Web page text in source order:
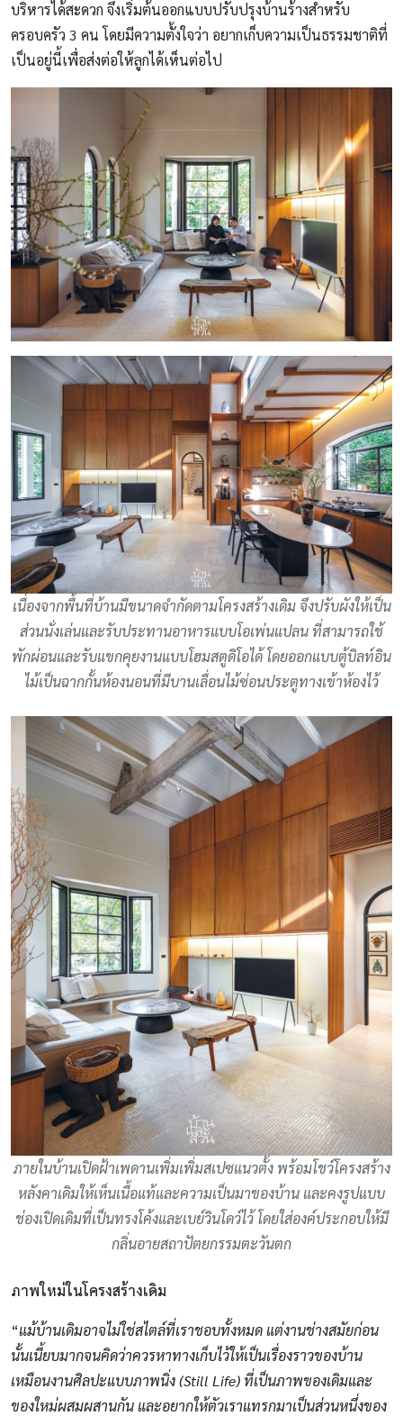
บริหารได้สะดวก จึงเริ่มต้นออกแบบปรับปรุงบ้านร้างสำหรับ
ครอบครัว 3 คน โดยมีความตั้งใจว่า อยากเก็บความเป็นธรรมชาติที่
เป็นอยู่นี้เพื่อส่งต่อให้ลูกได้เห็นต่อไป
เนื่องจากพื้นที่บ้านมีขนาดจำกัดตามโครงสร้างเดิม จึงปรับผังให้เป็น
ส่วนนั่งเล่นและรับประทานอาหารแบบโอเพ่นแปลน ที่สามารถใช้
พักผ่อนและรับแขกคุยงานแบบโฮมสตูดิโอได้ โดยออกแบบตู้บิลท์อิน
ไม้เป็นฉากกั้นห้องนอนที่มีบานเลื่อนไม้ซ่อนประตูทางเข้าห้องไว้
ภายในบ้านเปิดฝ้าเพดานเพิ่มเพิ่มสเปซแนวตั้ง พร้อมโชว์โครงสร้าง
หลังคาเดิมให้เห็นเนื้อแท้และความเป็นมาของบ้าน และคงรูปแบบ
ช่องเปิดเดิมที่เป็นทรงโค้งและเบย์วินโดว์ไว้ โดยใส่องค์ประกอบให้มี
กลิ่นอายสถาปัตยกรรมตะวันตก
ภาพใหม่ในโครงสร้างเดิม
“แม้บ้านเดิมอาจไม่ใช่สไตล์ที่เราชอบทั้งหมด แต่งานช่างสมัยก่อน
นั้นเนี้ยบมากจนคิดว่าควรหาทางเก็บไว้ให้เป็นเรื่องราวของบ้าน
เหมือนงานศิลปะแบบภาพนิ่ง(Still Life) ที่เป็นภาพของเดิมและ
ของใหม่ผสมผสานกัน และอยากให้ตัวเราแทรกมาเป็นส่วนหนึ่งของ